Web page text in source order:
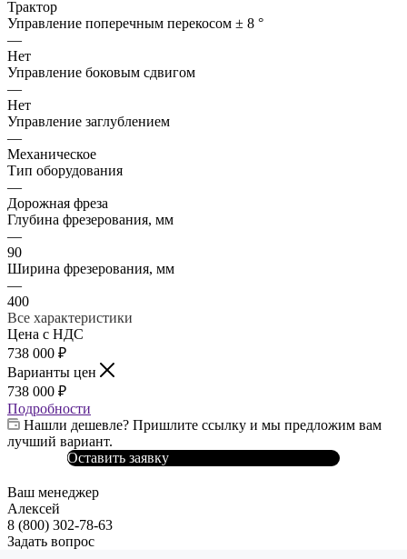
Трактор
Управление поперечным перекосом ± 8 °
—
Нет
Управление боковым сдвигом
—
Нет
Управление заглублением
—
Механическое
Тип оборудования
—
Дорожная фреза
Глубина фрезерования, мм
—
90
Ширина фрезерования, мм
—
400
Все характеристики
Цена с НДС
738 000 ₽
Варианты цен
738 000 ₽
Подробности
Нашли дешевле? Пришлите ссылку и мы предложим вам
лучший вариант.
Оставить заявку
Ваш менеджер
Алексей
8 (800) 302-78-63
Задать вопрос